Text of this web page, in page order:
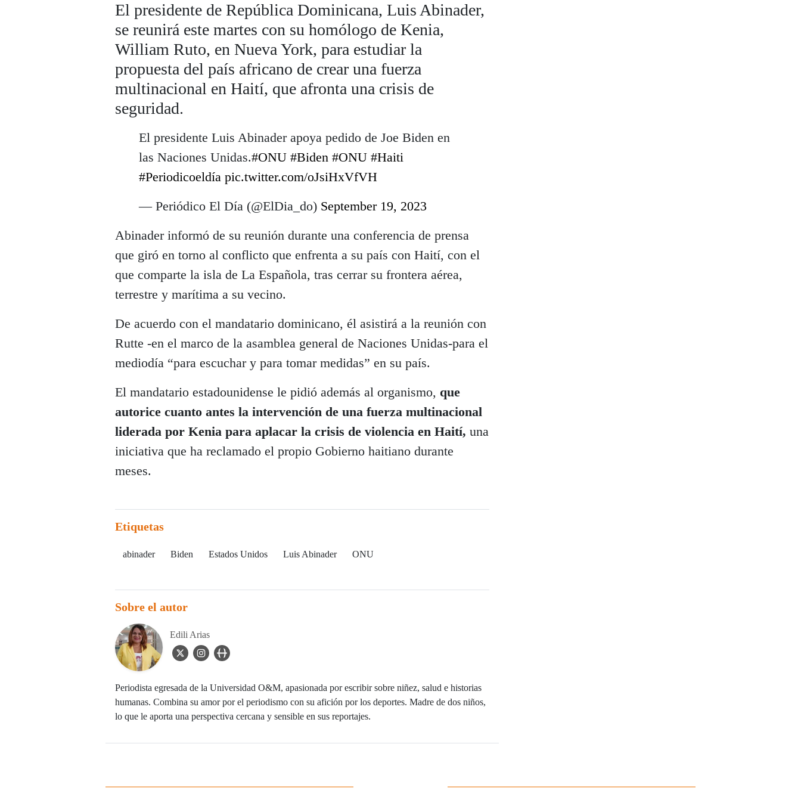
El presidente de República Dominicana, Luis Abinader,
se reunirá este martes con su homólogo de Kenia,
William Ruto, en Nueva York, para estudiar la
propuesta del país africano de crear una fuerza
multinacional en Haití, que afronta una crisis de
seguridad.
El presidente Luis Abinader apoya pedido de Joe Biden en
las Naciones Unidas.#ONU #Biden #ONU #Haiti
#Periodicoeldía pic.twitter.com/oJsiHxVfVH
— Periódico El Día (@ElDia_do) September 19, 2023
Abinader informó de su reunión durante una conferencia de prensa
que giró en torno al conflicto que enfrenta a su país con Haití, con el
que comparte la isla de La Española, tras cerrar su frontera aérea,
terrestre y marítima a su vecino.
De acuerdo con el mandatario dominicano, él asistirá a la reunión con
Rutte -en el marco de la asamblea general de Naciones Unidas-para el
mediodía “para escuchar y para tomar medidas” en su país.
El mandatario estadounidense le pidió además al organismo, que
autorice cuanto antes la intervención de una fuerza multinacional
liderada por Kenia para aplacar la crisis de violencia en Haití, una
iniciativa que ha reclamado el propio Gobierno haitiano durante
meses.
Etiquetas
abinader Biden Estados Unidos Luis Abinader ONU
Sobre el autor
Edili Arias
twitter Iconinstagram Icon
user_url Icon
Periodista egresada de la Universidad O&M, apasionada por escribir sobre niñez, salud e historias
humanas. Combina su amor por el periodismo con su afición por los deportes. Madre de dos niños,
lo que le aporta una perspectiva cercana y sensible en sus reportajes.